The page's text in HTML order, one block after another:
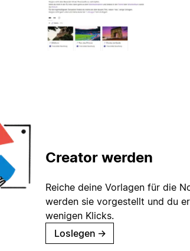
Creator werden
Reiche deine Vorlagen für die
werden sie vorgestellt und du
wenigen Klicks.
Loslegen →